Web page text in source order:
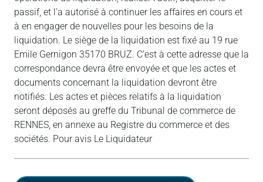
passif, et l’a autorisé à continuer les affaires en cours et
à en engager de nouvelles pour les besoins de la
liquidation. Le siège de la liquidation est fixé au 19 rue
Emile Gernigon 35170 BRUZ. C’est à cette adresse que la
correspondance devra être envoyée et que les actes et
documents concernant la liquidation devront être
notifiés. Les actes et pièces relatifs à la liquidation
seront déposés au greffe du Tribunal de commerce de
RENNES, en annexe au Registre du commerce et des
sociétés. Pour avis Le Liquidateur